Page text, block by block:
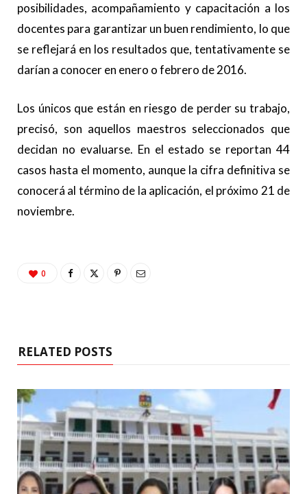
posibilidades, acompañamiento y capacitación a los
docentes para garantizar un buen rendimiento, lo que
se reflejará en los resultados que, tentativamente se
darían a conocer en enero o febrero de 2016.
Los únicos que están en riesgo de perder su trabajo,
precisó, son aquellos maestros seleccionados que
decidan no evaluarse. En el estado se reportan 44
casos hasta el momento, aunque la cifra definitiva se
conocerá al término de la aplicación, el próximo 21 de
noviembre.
0
RELATED POSTS